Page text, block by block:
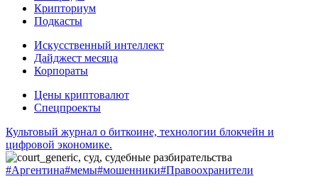
Крипториум
Подкасты
Искусственный интеллект
Дайджест месяца
Корпораты
Цены криптовалют
Спецпроекты
Культовый журнал о биткоине, технологии блокчейн и
цифровой экономике.
#Аргентина#мемы#мошенники#Правоохранители